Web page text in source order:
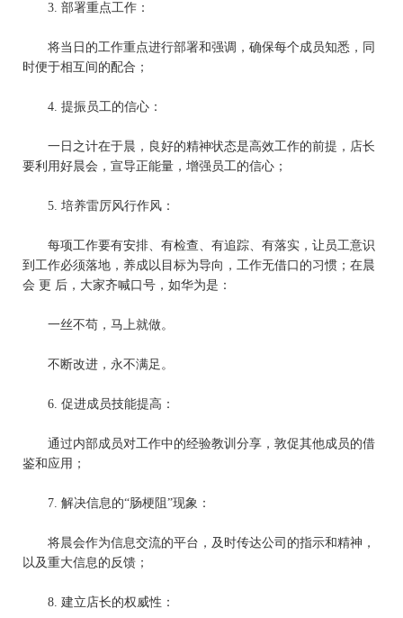
3. 部署重点工作：
将当日的工作重点进行部署和强调，确保每个成员知悉，同
时便于相互间的配合；
4. 提振员工的信心：
一日之计在于晨，良好的精神状态是高效工作的前提， 店长
要利用好晨会，宣导正能量，增强员工的信心；
5. 培养雷厉风行作风：
每项工作要有安排、有检查、有追踪、有落实，让员工意识
到工作必须落地，养成以目标为导向，工作无借口的习惯；在晨
会 更 后，大家齐喊口号，如华为是：
一丝不苟，马上就做。
不断改进，永不满足。
6. 促进成员技能提高：
通过内部成员对工作中的经验教训分享，敦促其他成员的借
鉴和应用；
7. 解决信息的“肠梗阻”现象：
将晨会作为信息交流的平台，及时传达公司的指示和精神，
以及重大信息的反馈；
8. 建立店长的权威性：